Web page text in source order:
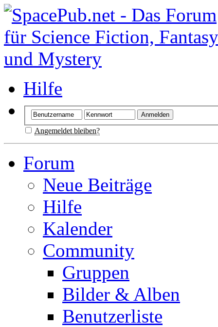
Hilfe
Angemeldet bleiben?
Forum
Neue Beiträge
Hilfe
Kalender
Community
Gruppen
Bilder & Alben
Benutzerliste